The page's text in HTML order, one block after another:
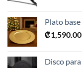
Plato
₡1,590.00
Disco